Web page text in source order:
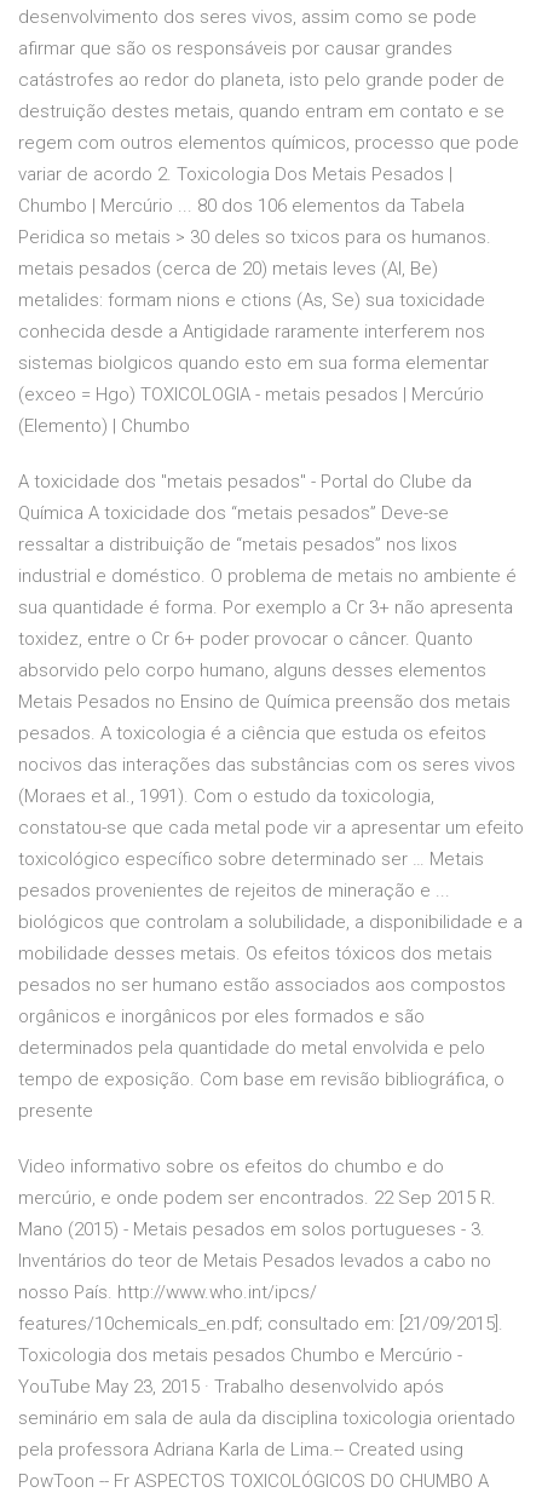
desenvolvimento dos seres vivos, assim como se pode
afirmar que são os responsáveis por causar grandes
catástrofes ao redor do planeta, isto pelo grande poder de
destruição destes metais, quando entram em contato e se
regem com outros elementos químicos, processo que pode
variar de acordo 2. Toxicologia Dos Metais Pesados |
Chumbo | Mercúrio ... 80 dos 106 elementos da Tabela
Peridica so metais > 30 deles so txicos para os humanos.
metais pesados (cerca de 20) metais leves (Al, Be)
metalides: formam nions e ctions (As, Se) sua toxicidade
conhecida desde a Antigidade raramente interferem nos
sistemas biolgicos quando esto em sua forma elementar
(exceo = Hgo) TOXICOLOGIA - metais pesados | Mercúrio
(Elemento) | Chumbo
A toxicidade dos "metais pesados" - Portal do Clube da
Química A toxicidade dos “metais pesados” Deve-se
ressaltar a distribuição de “metais pesados” nos lixos
industrial e doméstico. O problema de metais no ambiente é
sua quantidade é forma. Por exemplo a Cr 3+ não apresenta
toxidez, entre o Cr 6+ poder provocar o câncer. Quanto
absorvido pelo corpo humano, alguns desses elementos
Metais Pesados no Ensino de Química preensão dos metais
pesados. A toxicologia é a ciência que estuda os efeitos
nocivos das interações das substâncias com os seres vivos
(Moraes et al., 1991). Com o estudo da toxicologia,
constatou-se que cada metal pode vir a apresentar um efeito
toxicológico específico sobre determinado ser … Metais
pesados provenientes de rejeitos de mineração e ...
biológicos que controlam a solubilidade, a disponibilidade e a
mobilidade desses metais. Os efeitos tóxicos dos metais
pesados no ser humano estão associados aos compostos
orgânicos e inorgânicos por eles formados e são
determinados pela quantidade do metal envolvida e pelo
tempo de exposição. Com base em revisão bibliográfica, o
presente
Video informativo sobre os efeitos do chumbo e do
mercúrio, e onde podem ser encontrados. 22 Sep 2015 R.
Mano (2015) - Metais pesados em solos portugueses - 3.
Inventários do teor de Metais Pesados levados a cabo no
nosso País. http://www.who.int/ipcs/
features/10chemicals_en.pdf; consultado em: [21/09/2015].
Toxicologia dos metais pesados Chumbo e Mercúrio -
YouTube May 23, 2015 · Trabalho desenvolvido após
seminário em sala de aula da disciplina toxicologia orientado
pela professora Adriana Karla de Lima.-- Created using
PowToon -- Fr ASPECTOS TOXICOLÓGICOS DO CHUMBO A